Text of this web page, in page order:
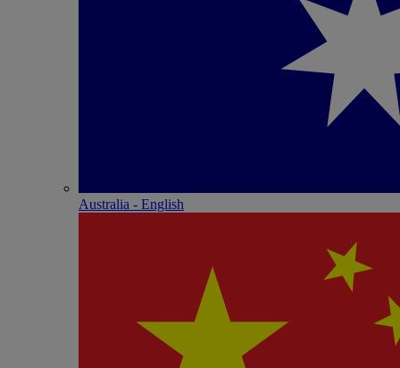
Australia - English